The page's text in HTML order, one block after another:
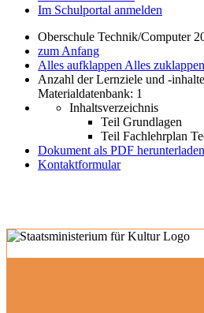
Im Schulportal anmelden
Oberschule Technik/Computer
zum Anfang
Alles aufklappen Alles zuklappen
Anzahl der Lernziele und -
Materialdatenbank: 1
Inhaltsverzeichnis
Teil Grundlagen
Teil Fachlehrplan
Dokument als PDF herunterladen
Kontaktformular